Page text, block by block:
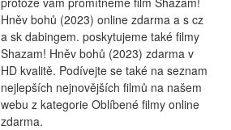
Hněv bohů (2023) online zdarma a s cz
a sk dabingem. poskytujeme také filmy
Shazam! Hněv bohů (2023) zdarma v
HD kvalitě. Podívejte se také na seznam
nejlepších nejnovějších filmů na našem
webu z kategorie Oblíbené filmy online
zdarma.